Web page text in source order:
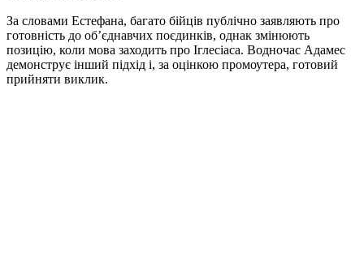
За словами Естефана, багато бійців публічно заявляють про
готовність до об’єднавчих поєдинків, однак змінюють
позицію, коли мова заходить про Іглесіаса. Водночас Адамес
демонструє інший підхід і, за оцінкою промоутера, готовий
прийняти виклик.